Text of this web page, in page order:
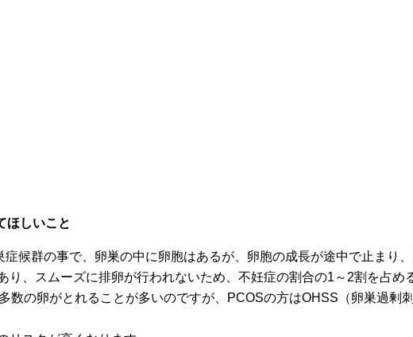
ほしいこと
候群の事で、卵巣の中に卵胞はあるが、卵胞の成長が途中で止まり
、スムーズに排卵が行われないため、不妊症の割合の1～2割を占め
数の卵がとれることが多いのですが、PCOSの方はOHSS（卵巣過剰